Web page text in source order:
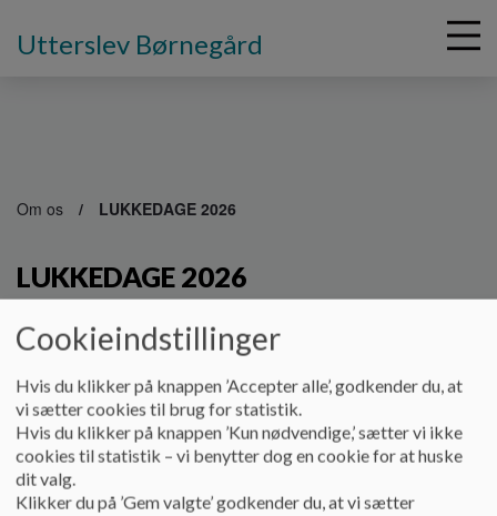
h
Utterslev Børnegård
Om os LUKKEDAGE 2026
LUKKEDAGE 2026
Her kan du se hvilke dage Utterslev Børnegård er lukket for
Torsdag d. 12. marts - udviklingsdag for personalet
Fredag d. 13. marts - udviklingsdag for personalet
Fredag d. 15. maj
Cookieindstillinger
Hvis du klikker på knappen ’Accepter alle’, godkender du, at
vi sætter cookies til brug for statistik.
Hvis du klikker på knappen ’Kun nødvendige,’ sætter vi ikke
cookies til statistik – vi benytter dog en cookie for at huske
dit valg.
Klikker du på ’Gem valgte’ godkender du, at vi sætter